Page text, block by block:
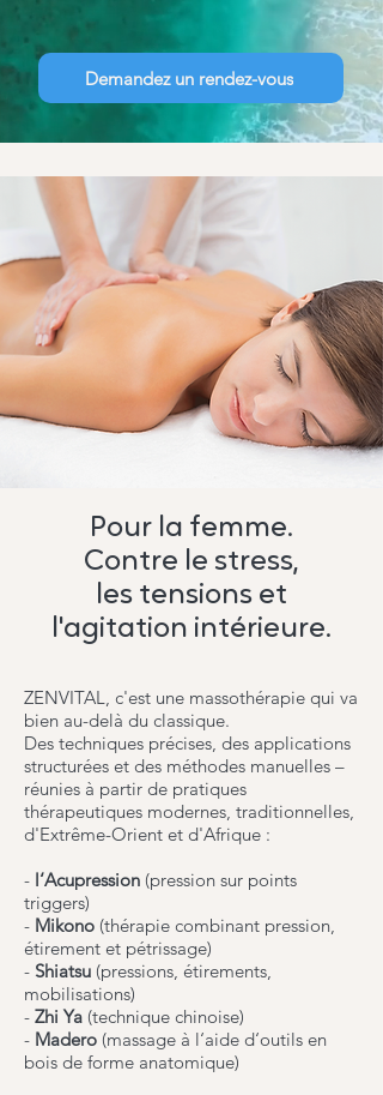
Demandez un rendez-vous
Pour la femme.
Contre le stress,
les tensions et
l'agitation intérieure.
ZENVITAL, c'est une massothérapie qui va
bien au-delà du classique.
Des techniques précises, des applications
structurées et des méthodes manuelles –
réunies à partir de pratiques
thérapeutiques modernes, traditionnelles,
d'Extrême-Orient et d'Afrique :
- l‘Acupression (pression sur points
triggers)
- Mikono (thérapie combinant pression,
étirement et pétrissage)
- Shiatsu (pressions, étirements,
mobilisations)
- Zhi Ya (technique chinoise)
- Madero (massage à l‘aide d‘outils en
bois de forme anatomique)